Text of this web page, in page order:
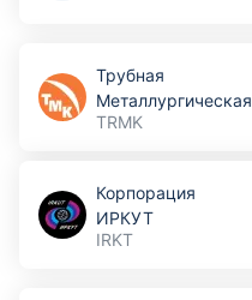
Трубная
Металлургическая
Компания
TRMK
Корпорация
ИРКУТ
IRKT